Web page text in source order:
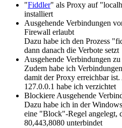
"Fiddler" als Proxy auf
installiert
Ausgehende Verbindungen
Firewall erlaubt
Dazu habe ich den Prozess
dann danach die Verbote setzt
Ausgehende Verbindungen
Zudem habe ich
damit der Proxy erreichbar
127.0.0.1 habe ich verzichtet
Blockiere Ausgehende
Dazu habe ich in der
eine "Block"-Regel angelegt,
80,443,8080 unterbindet